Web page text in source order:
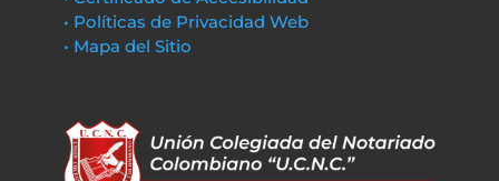
• Políticas de Privacidad Web
• Mapa del Sitio